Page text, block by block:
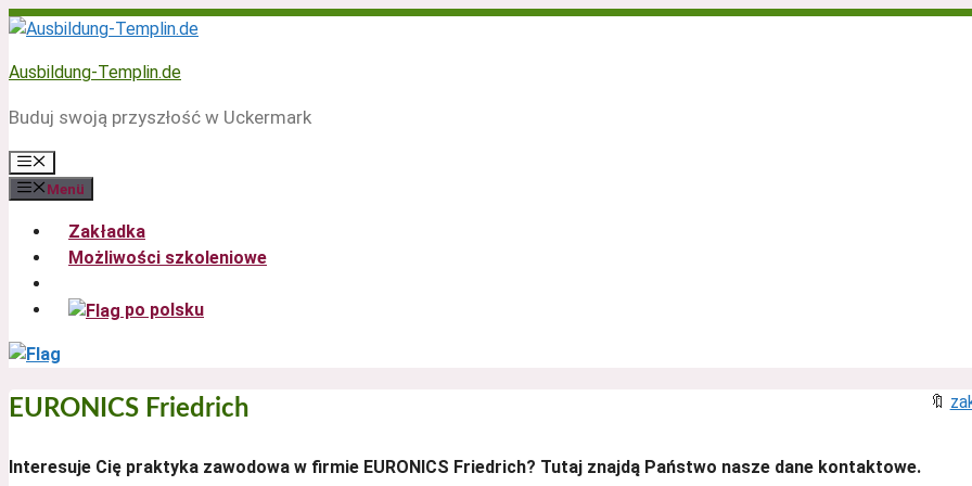
Zum
springen
Ausbildung-Templin.de
Buduj swoją przyszłość w Uckermark
Menü
Menü
Zakładka
Możliwości szkoleniowe
po polsku
🔖
EURONICS Friedrich
Interesuje Cię praktyka zawodowa w firmie EURONICS Friedrich? Tutaj znajdą Państwo nasze dane kontaktowe.